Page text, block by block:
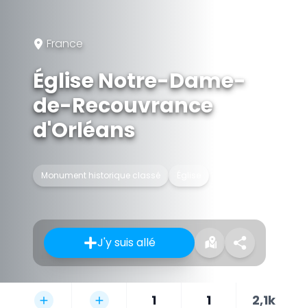
France
Église Notre-Dame-
de-Recouvrance
d'Orléans
Monument historique classé
J'y suis allé
1 1 2,1k